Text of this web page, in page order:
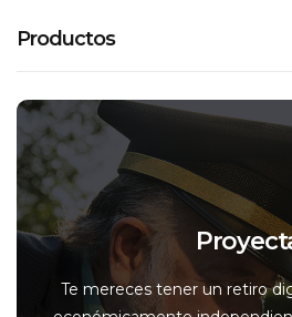
Productos
Te mereces tener un retiro